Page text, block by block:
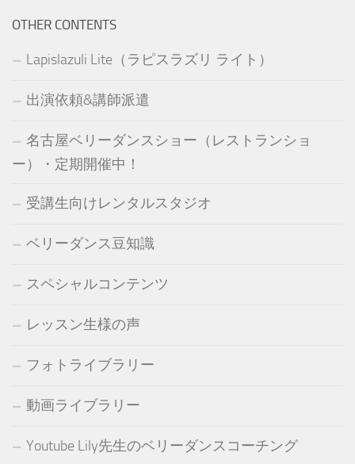
OTHER CONTENTS
Lapislazuli Lite（ラピスラズリ ライト）
出演依頼&講師派遣
名古屋ベリーダンスショー（レストランショ
ー）・定期開催中！
受講生向けレンタルスタジオ
ベリーダンス豆知識
スペシャルコンテンツ
レッスン生様の声
フォトライブラリー
動画ライブラリー
Youtube Lily先生のベリーダンスコーチング